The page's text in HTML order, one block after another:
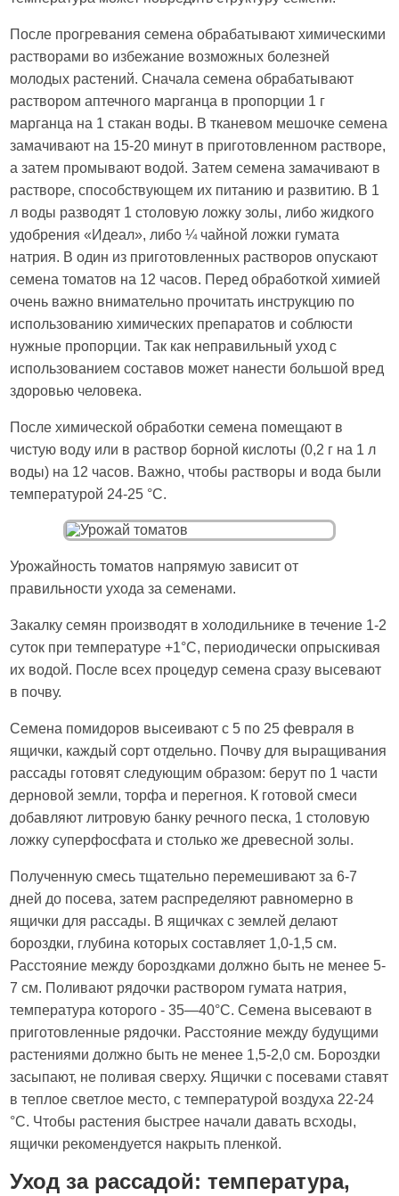
После прогревания семена обрабатывают химическими
растворами во избежание возможных болезней
молодых растений. Сначала семена обрабатывают
раствором аптечного марганца в пропорции 1 г
марганца на 1 стакан воды. В тканевом мешочке семена
замачивают на 15-20 минут в приготовленном растворе,
а затем промывают водой. Затем семена замачивают в
растворе, способствующем их питанию и развитию. В 1
л воды разводят 1 столовую ложку золы, либо жидкого
удобрения «Идеал», либо ¼ чайной ложки гумата
натрия. В один из приготовленных растворов опускают
семена томатов на 12 часов. Перед обработкой химией
очень важно внимательно прочитать инструкцию по
использованию химических препаратов и соблюсти
нужные пропорции. Так как неправильный уход с
использованием составов может нанести большой вред
здоровью человека.
После химической обработки семена помещают в
чистую воду или в раствор борной кислоты (0,2 г на 1 л
воды) на 12 часов. Важно, чтобы растворы и вода были
температурой 24-25 °С.
Урожайность томатов напрямую зависит от
правильности ухода за семенами.
Закалку семян производят в холодильнике в течение 1-2
суток при температуре +1°С, периодически опрыскивая
их водой. После всех процедур семена сразу высевают
в почву.
Семена помидоров высеивают с 5 по 25 февраля в
ящички, каждый сорт отдельно. Почву для выращивания
рассады готовят следующим образом: берут по 1 части
дерновой земли, торфа и перегноя. К готовой смеси
добавляют литровую банку речного песка, 1 столовую
ложку суперфосфата и столько же древесной золы.
Полученную смесь тщательно перемешивают за 6-7
дней до посева, затем распределяют равномерно в
ящички для рассады. В ящичках с землей делают
бороздки, глубина которых составляет 1,0-1,5 см.
Расстояние между бороздками должно быть не менее 5-
7 см. Поливают рядочки раствором гумата натрия,
температура которого - 35—40°С. Семена высевают в
приготовленные рядочки. Расстояние между будущими
растениями должно быть не менее 1,5-2,0 см. Бороздки
засыпают, не поливая сверху. Ящички с посевами ставят
в теплое светлое место, с температурой воздуха 22-24
°С. Чтобы растения быстрее начали давать всходы,
ящички рекомендуется накрыть пленкой.
Уход за рассадой: температура,